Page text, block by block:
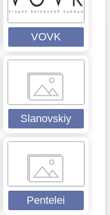
VOVK
Slanovskiy
Pentelei